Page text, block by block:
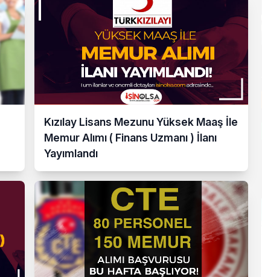
Kızılay Lisans Mezunu Yüksek Maaş İle
Memur Alımı ( Finans Uzmanı ) İlanı
Yayımlandı